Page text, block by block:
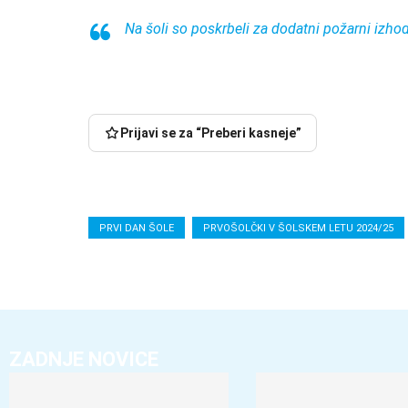
Na šoli so poskrbeli za dodatni požarni
Prijavi se za “Preberi kasneje”
PRVI DAN ŠOLE PRVOŠOLČKI V ŠOLSKEM LETU 2024/25
ZADNJE NOVICE